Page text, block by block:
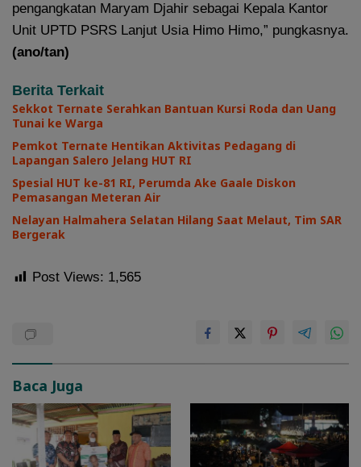
pengangkatan Maryam Djahir sebagai Kepala Kantor
Unit UPTD PSRS Lanjut Usia Himo Himo,” pungkasnya.
(ano/tan)
Berita Terkait
Sekkot Ternate Serahkan Bantuan Kursi Roda dan Uang
Tunai ke Warga
Pemkot Ternate Hentikan Aktivitas Pedagang di
Lapangan Salero Jelang HUT RI
Spesial HUT ke-81 RI, Perumda Ake Gaale Diskon
Pemasangan Meteran Air
Nelayan Halmahera Selatan Hilang Saat Melaut, Tim SAR
Bergerak
Post Views: 1,565
Baca Juga